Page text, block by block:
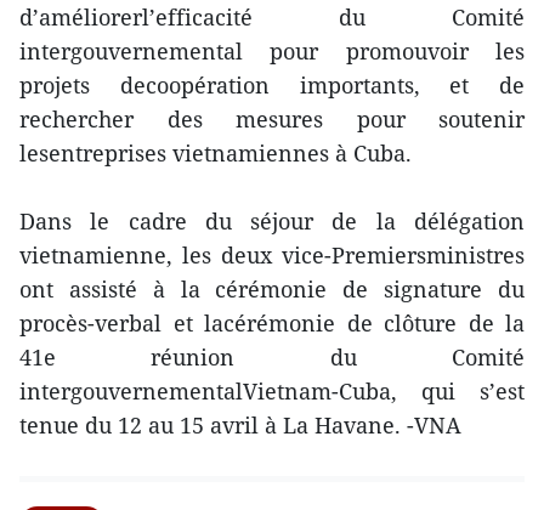
d’améliorerl’efficacité du Comité
intergouvernemental pour promouvoir les
projets decoopération importants, et de
rechercher des mesures pour soutenir
lesentreprises vietnamiennes à Cuba.
Dans le cadre du séjour de la délégation
vietnamienne, les deux vice-Premiersministres
ont assisté à la cérémonie de signature du
procès-verbal et lacérémonie de clôture de la
41e réunion du Comité
intergouvernementalVietnam-Cuba, qui s’est
tenue du 12 au 15 avril à La Havane. -VNA